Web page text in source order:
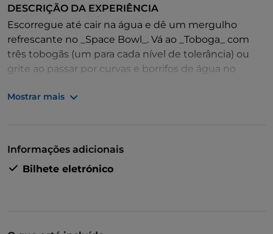
DESCRIÇÃO DA EXPERIÊNCIA
Escorregue até cair na água e dê um mergulho
refrescante no _Space Bowl_. Vá ao _Toboga_ com
três tobogãs (um para cada nível de tolerância) ou
grite ao passar por curvas e borrifos de água no
cheio de aventuras molhadas!
Mostrar mais
Informações adicionais
Bilhete eletrónico